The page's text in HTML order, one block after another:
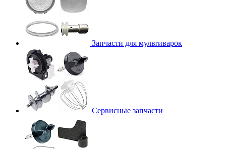
Запчасти для мультиварок
Сервисные запчасти